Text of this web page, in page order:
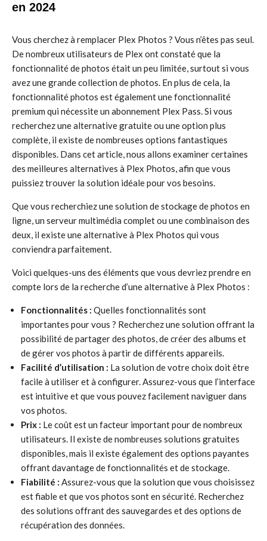
en 2024
Vous cherchez à remplacer Plex Photos ? Vous n’êtes pas seul.
De nombreux utilisateurs de Plex ont constaté que la
fonctionnalité de photos était un peu limitée, surtout si vous
avez une grande collection de photos. En plus de cela, la
fonctionnalité photos est également une fonctionnalité
premium qui nécessite un abonnement Plex Pass. Si vous
recherchez une alternative gratuite ou une option plus
complète, il existe de nombreuses options fantastiques
disponibles. Dans cet article, nous allons examiner certaines
des meilleures alternatives à Plex Photos, afin que vous
puissiez trouver la solution idéale pour vos besoins.
Que vous recherchiez une solution de stockage de photos en
ligne, un serveur multimédia complet ou une combinaison des
deux, il existe une alternative à Plex Photos qui vous
conviendra parfaitement.
Voici quelques-uns des éléments que vous devriez prendre en
compte lors de la recherche d’une alternative à Plex Photos :
Fonctionnalités : Quelles fonctionnalités sont
importantes pour vous ? Recherchez une solution offrant la
possibilité de partager des photos, de créer des albums et
de gérer vos photos à partir de différents appareils.
Facilité d’utilisation : La solution de votre choix doit être
facile à utiliser et à configurer. Assurez-vous que l’interface
est intuitive et que vous pouvez facilement naviguer dans
vos photos.
Prix : Le coût est un facteur important pour de nombreux
utilisateurs. Il existe de nombreuses solutions gratuites
disponibles, mais il existe également des options payantes
offrant davantage de fonctionnalités et de stockage.
Fiabilité : Assurez-vous que la solution que vous choisissez
est fiable et que vos photos sont en sécurité. Recherchez
des solutions offrant des sauvegardes et des options de
récupération des données.